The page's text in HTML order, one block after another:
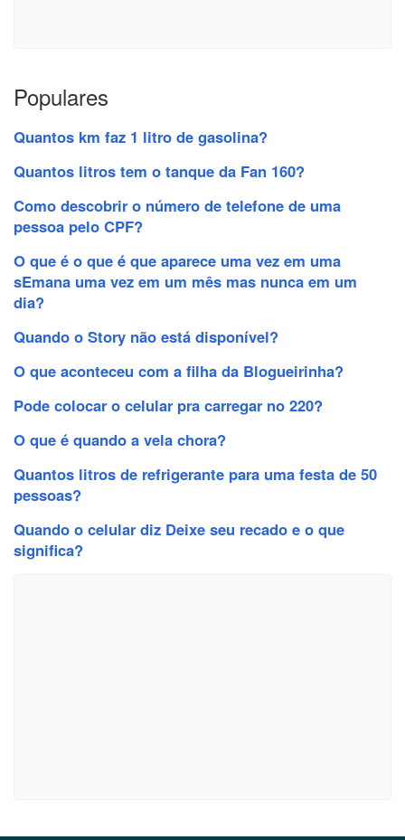
Populares
Quantos km faz 1 litro de gasolina?
Quantos litros tem o tanque da Fan 160?
Como descobrir o número de telefone de uma
pessoa pelo CPF?
O que é o que é que aparece uma vez em uma
sEmana uma vez em um mês mas nunca em um
dia?
Quando o Story não está disponível?
O que aconteceu com a filha da Blogueirinha?
Pode colocar o celular pra carregar no 220?
O que é quando a vela chora?
Quantos litros de refrigerante para uma festa de 50
pessoas?
Quando o celular diz Deixe seu recado e o que
significa?